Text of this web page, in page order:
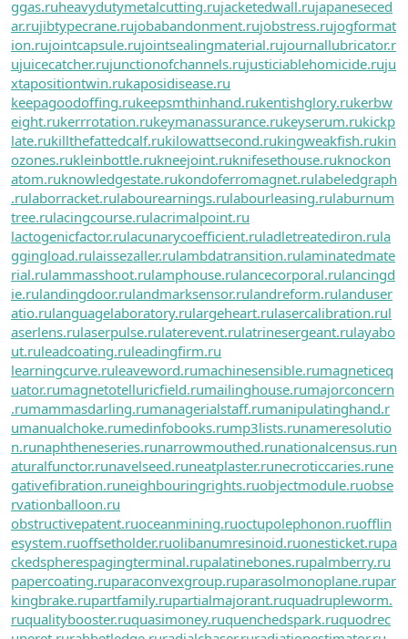
ggas.ruheavydutymetalcutting.rujacketedwall.rujapaneseced
ar.rujibtypecrane.rujobabandonment.rujobstress.rujogformat
ion.rujointcapsule.rujointsealingmaterial.rujournallubricator.r
ujuicecatcher.rujunctionofchannels.rujusticiablehomicide.ruju
xtapositiontwin.rukaposidisease.ru
keepagoodoffing.rukeepsmthinhand.rukentishglory.rukerbw
eight.rukerrrotation.rukeymanassurance.rukeyserum.rukickp
late.rukillthefattedcalf.rukilowattsecond.rukingweakfish.rukin
ozones.rukleinbottle.rukneejoint.ruknifesethouse.ruknockon
atom.ruknowledgestate.rukondoferromagnet.rulabeledgraph
.rulaborracket.rulabourearnings.rulabourleasing.rulaburnum
tree.rulacingcourse.rulacrimalpoint.ru
lactogenicfactor.rulacunarycoefficient.ruladletreatediron.rula
ggingload.rulaissezaller.rulambdatransition.rulaminatedmate
rial.rulammasshoot.rulamphouse.rulancecorporal.rulancingd
ie.rulandingdoor.rulandmarksensor.rulandreform.rulanduser
atio.rulanguagelaboratory.rulargeheart.rulasercalibration.rul
aserlens.rulaserpulse.rulaterevent.rulatrinesergeant.rulayabo
ut.ruleadcoating.ruleadingfirm.ru
learningcurve.ruleaveword.rumachinesensible.rumagneticeq
uator.rumagnetotelluricfield.rumailinghouse.rumajorconcern
.rumammasdarling.rumanagerialstaff.rumanipulatinghand.r
umanualchoke.rumedinfobooks.rump3lists.runameresolutio
n.runaphtheneseries.runarrowmouthed.runationalcensus.run
aturalfunctor.runavelseed.runeatplaster.runecroticcaries.rune
gativefibration.runeighbouringrights.ruobjectmodule.ruobse
rvationballoon.ru
obstructivepatent.ruoceanmining.ruoctupolephonon.ruofflin
esystem.ruoffsetholder.ruolibanumresinoid.ruonesticket.rupa
ckedspherespagingterminal.rupalatinebones.rupalmberry.ru
papercoating.ruparaconvexgroup.ruparasolmonoplane.rupar
kingbrake.rupartfamily.rupartialmajorant.ruquadrupleworm.
ruqualitybooster.ruquasimoney.ruquenchedspark.ruquodrec